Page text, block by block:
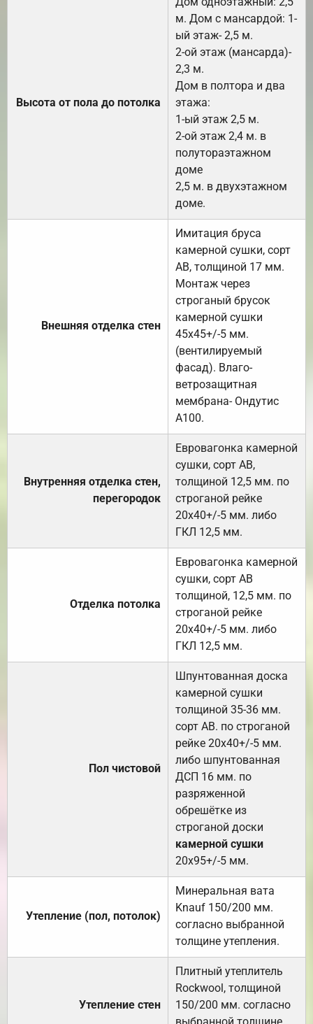
Высота от пола до потолка
м. Дом с мансардой: 1-
ый этаж- 2,5 м.
2-ой этаж (мансарда)-
2,3 м.
Дом в полтора и два
этажа:
1-ый этаж 2,5 м.
2-ой этаж 2,4 м. в
полутораэтажном
доме
2,5 м. в двухэтажном
доме.
Внешняя отделка стен
Имитация бруса
камерной сушки, сорт
АВ, толщиной 17 мм.
Монтаж через
строганый брусок
камерной сушки
45х45+/-5 мм.
(вентилируемый
фасад). Влаго-
ветрозащитная
мембрана- Ондутис
А100.
Внутренняя отделка стен,
перегородок
Евровагонка камерной
сушки, сорт АВ,
толщиной 12,5 мм. по
строганой рейке
20х40+/-5 мм. либо
ГКЛ 12,5 мм.
Отделка потолка
Евровагонка камерной
сушки, сорт АВ
толщиной, 12,5 мм. по
строганой рейке
20х40+/-5 мм. либо
ГКЛ 12,5 мм.
Пол чистовой
Шпунтованная доска
камерной сушки
толщиной 35-36 мм.
сорт АВ. по строганой
рейке 20х40+/-5 мм.
либо шпунтованная
ДСП 16 мм. по
разряженной
обрешётке из
строганой доски
камерной сушки
20х95+/-5 мм.
Утепление (пол, потолок)
Минеральная вата
Knauf 150/200 мм.
согласно выбранной
толщине утепления.
Утепление стен
Плитный утеплитель
Rockwool, толщиной
150/200 мм. согласно